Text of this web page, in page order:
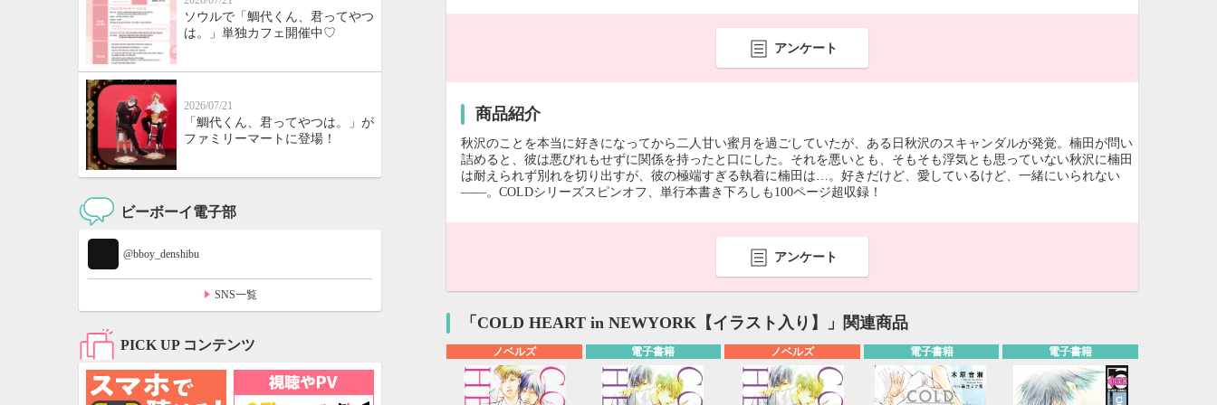
アンケート
商品紹介
秋沢のことを本当に好きになってから二人甘い蜜月を過ごしていたが、ある日秋沢のスキャンダルが発覚。楠田が問い
詰めると、彼は悪びれもせずに関係を持ったと口にした。それを悪いとも、そもそも浮気とも思っていない秋沢に楠田
は耐えられず別れを切り出すが、彼の極端すぎる執着に楠田は…。好きだけど、愛しているけど、一緒にいられない
――。COLDシリーズスピンオフ、単行本書き下ろしも100ページ超収録！
アンケート
「COLD HEART in NEWYORK【イラスト入り】」関連商品
ノベルズ 電子書籍 ノベルズ 電子書籍 電子書籍
ソウルで「鯛代くん、君ってやつ
は。」単独カフェ開催中♡
2026/07/21
「鯛代くん、君ってやつは。」が
ファミリーマートに登場！
ビーボーイ電子部
@bboy_denshibu
SNS一覧
PICK UP コンテンツ